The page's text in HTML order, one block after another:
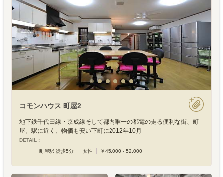
コモンハウス 町屋2
地下鉄千代田線・京成線そして都内唯一の都電の走る便利な街、町
屋。駅に近く、物価も安い下町に2012年10月
DETAIL :
町屋駅 徒歩5分
女性 ￥45,000 - 52,000